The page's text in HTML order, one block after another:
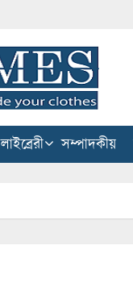
লাইব্রেরী সম্পাদকীয়